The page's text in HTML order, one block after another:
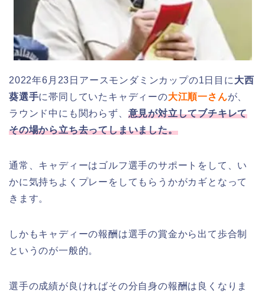
2022年6月23日アースモンダミンカップの1日目に 大西
葵選手に帯同していたキャディーの大江順一さんが、
ラウンド中にも関わらず、 意見が対立してブチキレて
その場から立ち去ってしまいました。
通常、キャディーはゴルフ選手のサポートをして、い
かに気持ちよくプレーをしてもらうかがカギとなって
きます。
しかもキャディーの報酬は選手の賞金から出て歩合制
というのが一般的。
選手の成績が良ければその分自身の報酬は良くなりま